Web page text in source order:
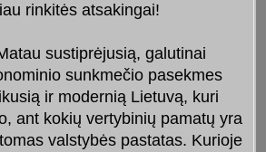
rinkitės atsakingai!
sustiprėjusią, galutinai
sunkmečio pasekmes
ir modernią Lietuvą, kuri
ant kokių vertybinių pamatų yra
valstybės pastatas. Kurioje